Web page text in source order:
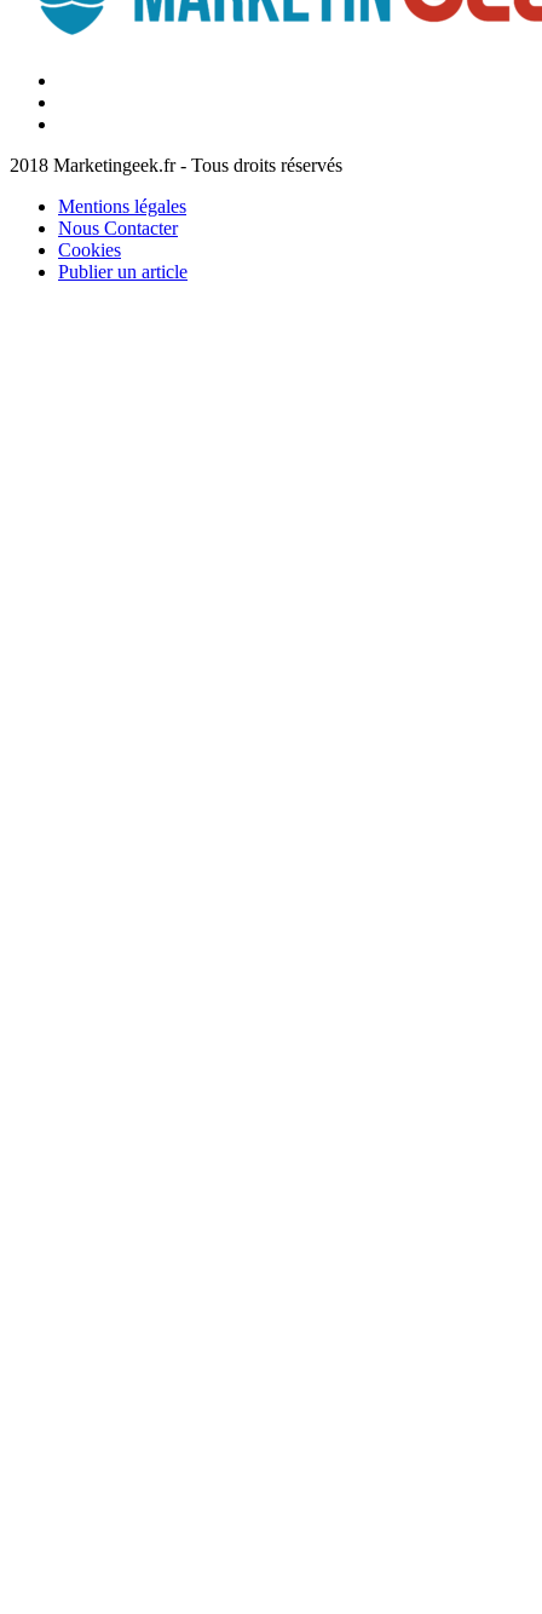
2018 Marketingeek.fr - Tous droits réservés
Mentions légales
Nous Contacter
Cookies
Publier un article